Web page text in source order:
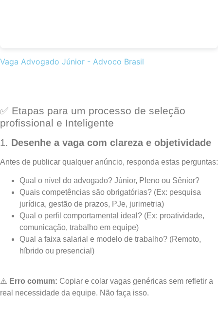
Vaga Advogado Júnior - Advoco Brasil
✅ Etapas para um processo de seleção
profissional e Inteligente
1. Desenhe a vaga com clareza e objetividade
Antes de publicar qualquer anúncio, responda estas perguntas:
Qual o nível do advogado? Júnior, Pleno ou Sênior?
Quais competências são obrigatórias? (Ex: pesquisa
jurídica, gestão de prazos, PJe, jurimetria)
Qual o perfil comportamental ideal? (Ex: proatividade,
comunicação, trabalho em equipe)
Qual a faixa salarial e modelo de trabalho? (Remoto,
híbrido ou presencial)
⚠️ Erro comum: Copiar e colar vagas genéricas sem refletir a
real necessidade da equipe. Não faça isso.